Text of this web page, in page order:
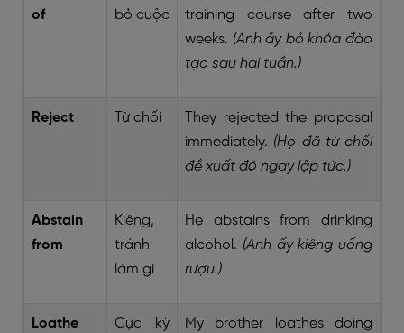
of
bỏ cuộc
training course after two
weeks. (Anh ấy bỏ khóa đào
tạo sau hai tuần.)
Reject Từ chối
They rejected the proposal
immediately. (Họ đã từ chối
đề xuất đó ngay lập tức.)
Abstain
from
Kiêng,
tránh
làm gì
He abstains from drinking
alcohol. (Anh ấy kiêng uống
rượu.)
Loathe
Cực kỳ
My brother loathes doing